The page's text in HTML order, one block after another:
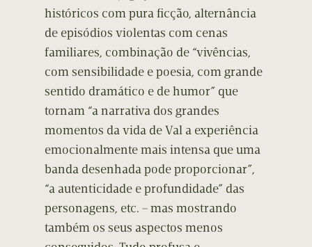
históricos com pura ficção, alternância
de episódios violentas com cenas
familiares, combinação de “vivências,
com sensibilidade e poesia, com grande
sentido dramático e de humor” que
tornam “a narrativa dos grandes
momentos da vida de Val a experiência
emocionalmente mais intensa que uma
banda desenhada pode proporcionar”,
“a autenticidade e profundidade” das
personagens, etc. – mas mostrando
também os seus aspectos menos